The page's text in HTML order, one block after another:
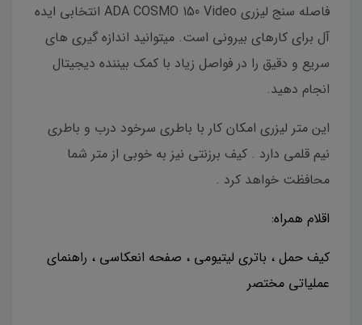
فاصله سنج لیزری ADA COSMO 150 Video انتخابی ایده
آل برای کارهای بیرونی است. میتوانید اندازه گیری های
سریع و دقیق را در فواصل زیاد با کمک بیننده دیجیتال
انجام دهید.
این متر لیزری امکان کار با باطری سرخود درب و باطری
نیم قلمی دارد . کیف برزنتی نیز به خوبی از متر شما
محافظت خواهد کرد .
اقلام همراه:
کیف حمل ، باتری لیتیومی ، صفحه انعکاسی ، راهنمای
عملیاتی مختصر